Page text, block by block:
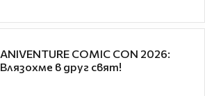
ANIVENTURE COMIC CON 2026:
Влязохме в друг свят!